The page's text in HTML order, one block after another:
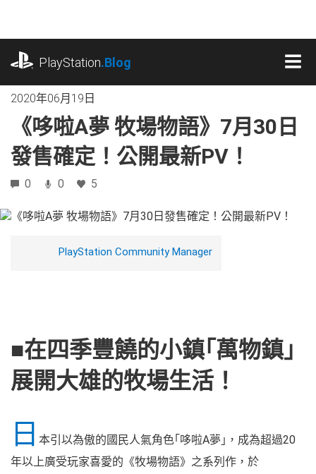
內
PlayStation.Blog
2020年06月19日
《哆啦A夢 牧場物語》7月30日
發售確定！公開最新PV！
0 0 5
PlayStation Community Manager
■在四季豐饒的小鎮｢萬物鎮｣
展開大雄的牧場生活！
日 本引以為傲的國民人氣角色｢哆啦A夢｣，成為超過20
年以上廣受玩家喜愛的《牧場物語》之系列作，於